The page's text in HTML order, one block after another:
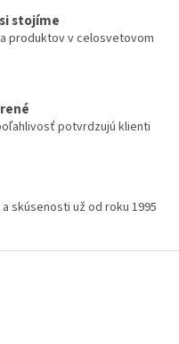
stojíme
produktov v celosvetovom
potvrdzujú klienti
skúsenosti už od roku 1995